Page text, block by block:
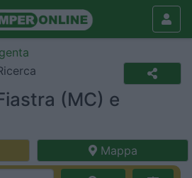
(MC) e
Mappa